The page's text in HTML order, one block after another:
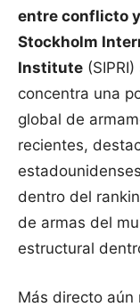
entre conflicto
Stockholm
Institute
concentra una
global de
recientes,
dentro del
de armas del
estructural
Más directo aún